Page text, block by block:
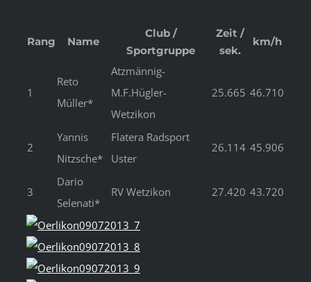
Rang Name
Club /
Sportgruppe
Zeit /
sek.
km/h
1
Reto
Müller*
Atzmännig-
M.F.Hügler-
Wetzikon
25.665 46.710
2
Yannis
Nitzsche*
Flatera Radsport
Uster
26.114 45.906
3
Dario
Selenati*
RV Wetzikon 27.420 43.720